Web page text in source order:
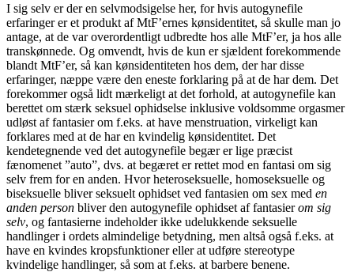
I sig selv er der en selvmodsigelse her, for hvis autogynefile
erfaringer er et produkt af MtF’ernes kønsidentitet, så skulle man jo
antage, at de var overordentligt udbredte hos alle MtF’er, ja hos alle
transkønnede. Og omvendt, hvis de kun er sjældent forekommende
blandt MtF’er, så kan kønsidentiteten hos dem, der har disse
erfaringer, næppe være den eneste forklaring på at de har dem. Det
forekommer også lidt mærkeligt at det forhold, at autogynefile kan
berettet om stærk seksuel ophidselse inklusive voldsomme orgasmer
udløst af fantasier om f.eks. at have menstruation, virkeligt kan
forklares med at de har en kvindelig kønsidentitet. Det
kendetegnende ved det autogynefile begær er lige præcist
fænomenet ”auto”, dvs. at begæret er rettet mod en fantasi om sig
selv frem for en anden. Hvor heteroseksuelle, homoseksuelle og
biseksuelle bliver seksuelt ophidset ved fantasien om sex med en
anden person bliver den autogynefile ophidset af fantasierom sig
selv, og fantasierne indeholder ikke udelukkende seksuelle
handlinger i ordets almindelige betydning, men altså også f.eks. at
have en kvindes kropsfunktioner eller at udføre stereotype
kvindelige handlinger, så som at f.eks. at barbere benene.